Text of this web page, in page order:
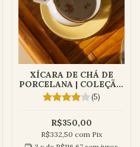
XÍCARA DE CHÁ DE
PORCELANA | COLEÇÃO
AURORA(5)
R$350,00
R$332,50 com Pix